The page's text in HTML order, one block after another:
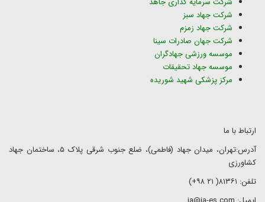
شرکت جهاد سبز
شرکت جهاد زمزم
شرکت جهان صادرات سینا
موسسه ورزشی جهادگران
موسسه جهاد تحقیقات
مرکز پزشکی شهید شوریده
ارتباط با ما
آدرس:تهران، میدان جهاد (فاطمی)، ضلع جنوب شرقی پلاک ۵، ساختمان جهاد
کشاورزی
تلفن: ۸۱۳۶۱( ۲۱ ۹۸+)